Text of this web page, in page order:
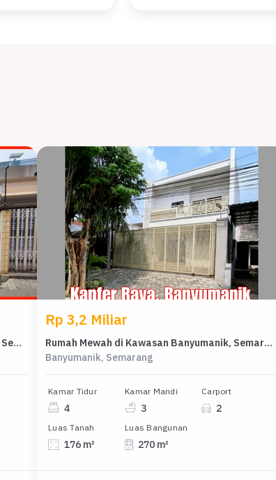
Dijual Tanah Eksklusif di Semarang Tengah, Semarang, LT 210m²
Rp 3,2 Miliar
Rumah Mewah di Kawasan Banyumanik, Semarang, LB 270m², Harga 3,2 Miliar
Banyumanik, Semarang
Kamar Tidur
4
Kamar Mandi
3
Carport
2
Luas Tanah
176 m²
Luas Bangunan
270 m²